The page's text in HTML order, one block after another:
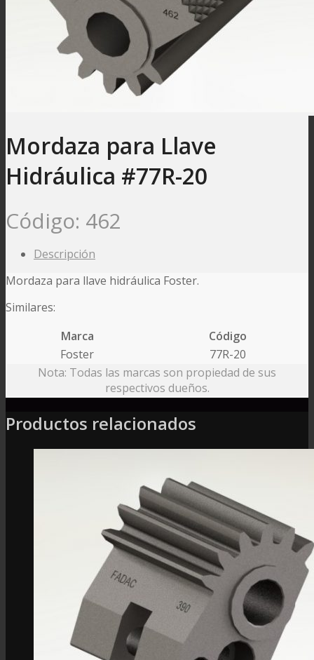
Mordaza para Llave
Hidráulica #77R-20
Código: 462
Descripción
Mordaza para llave hidráulica Foster.
Similares:
Marca
Código
Foster
77R-20
Nota: Todas las marcas son propiedad de sus
respectivos dueños.
Productos relacionados